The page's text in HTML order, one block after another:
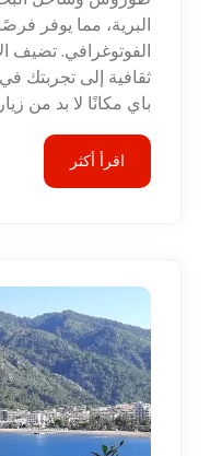
البرية، مما يوفر
الفوتوغرافي. تضيف
ثقافية إلى تجربتك
باي مكانًا لا بد من
اقرأ أكثر